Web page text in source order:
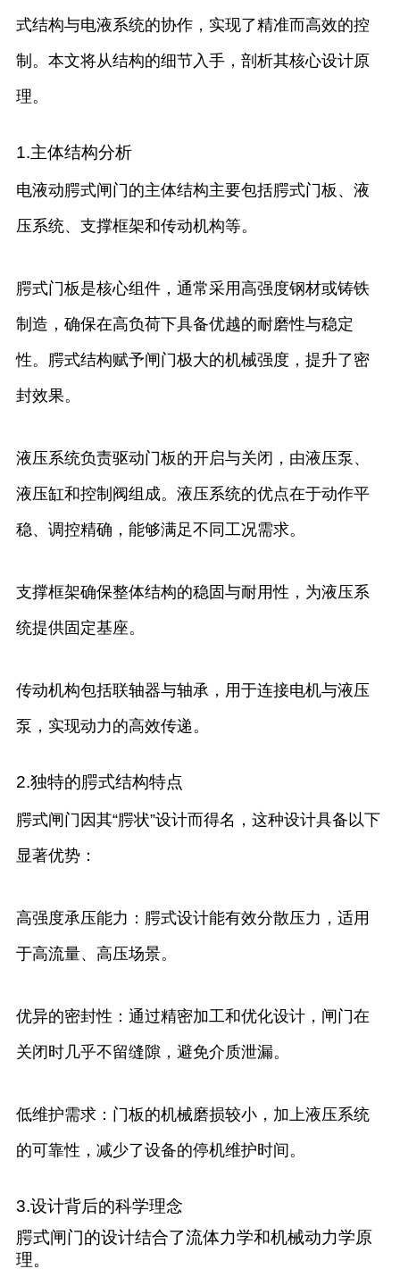
式结构与电液系统的协作，实现了精准而高效的控
制。本文将从结构的细节入手，剖析其核心设计原
理。
1.主体结构分析
电液动腭式闸门的主体结构主要包括腭式门板、液
压系统、支撑框架和传动机构等。
腭式门板是核心组件，通常采用高强度钢材或铸铁
制造，确保在高负荷下具备优越的耐磨性与稳定
性。腭式结构赋予闸门极大的机械强度，提升了密
封效果。
液压系统负责驱动门板的开启与关闭，由液压泵、
液压缸和控制阀组成。液压系统的优点在于动作平
稳、调控精确，能够满足不同工况需求。
支撑框架确保整体结构的稳固与耐用性，为液压系
统提供固定基座。
传动机构包括联轴器与轴承，用于连接电机与液压
泵，实现动力的高效传递。
2.独特的腭式结构特点
腭式闸门因其“腭状”设计而得名，这种设计具备以下
显著优势：
高强度承压能力：腭式设计能有效分散压力，适用
于高流量、高压场景。
优异的密封性：通过精密加工和优化设计，闸门在
关闭时几乎不留缝隙，避免介质泄漏。
低维护需求：门板的机械磨损较小，加上液压系统
的可靠性，减少了设备的停机维护时间。
3.设计背后的科学理念
腭式闸门的设计结合了流体力学和机械动力学原
理。